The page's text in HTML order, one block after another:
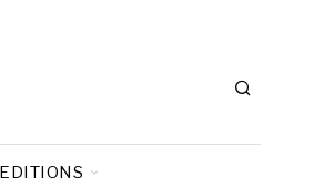
EDITIONS